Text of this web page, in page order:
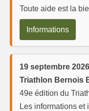
Toute aide est la
Informations
19 septembre 2026
Triathlon Bernois
49e édition du
Les informations et